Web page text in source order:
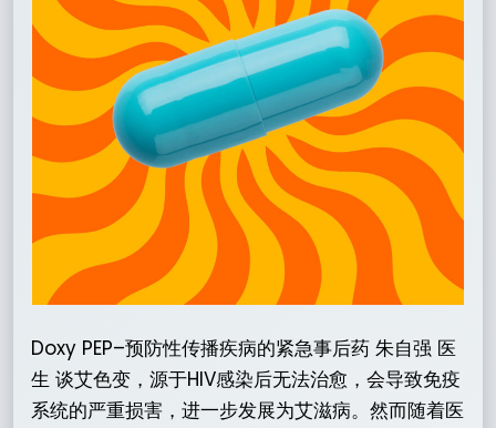
Doxy PEP–预防性传播疾病的紧急事后药 朱自强 医
生 谈艾色变，源于HIV感染后无法治愈，会导致免疫
系统的严重损害，进一步发展为艾滋病。然而随着医